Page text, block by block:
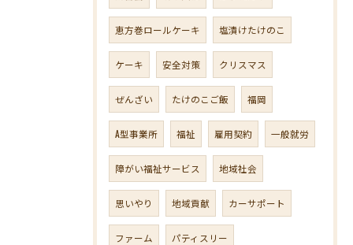
恵方巻ロールケーキ 塩漬けたけのこ
ケーキ 安全対策 クリスマス
ぜんざい たけのこご飯 福岡
A型事業所 福祉 雇用契約 一般就労
障がい福祉サービス 地域社会
思いやり 地域貢献 カーサポート
ファーム パティスリー